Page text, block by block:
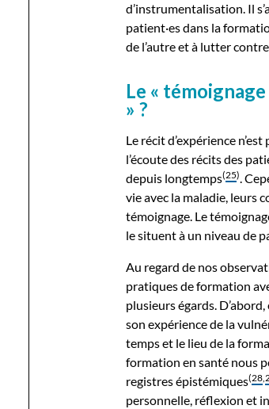
d’instrumentalisation. Il
patient·es dans la
de l’autre et à lutter
Le «
» ?
Le récit d’expérience
l’écoute des récits des
depuis longtemps(25).
vie avec la maladie, leurs
témoignage. Le
le situent à un niveau de
Au regard de nos
pratiques de formation
plusieurs égards.
son expérience de la
temps et le lieu de la
formation en santé nous
registres épistémiques(28,
personnelle, réflexion et